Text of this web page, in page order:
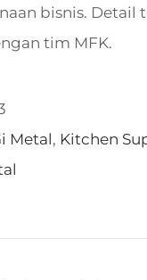
bisnis. Detail
tim MFK.
Metal, Kitchen